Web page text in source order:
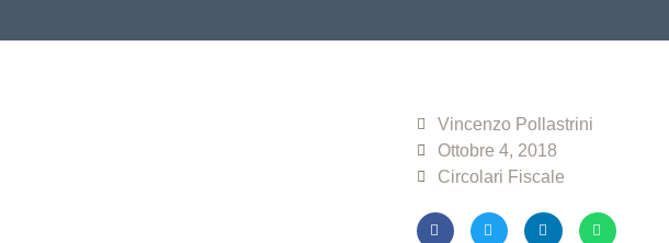
Vincenzo Pollastrini
Ottobre 4, 2018
Circolari Fiscale